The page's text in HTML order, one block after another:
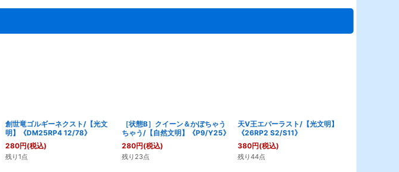
創世竜ゴルギーネクスト/【光文
明】《DM25RP4 12/78》
280円(税込)
残り1点
［状態B］クイーン＆かぼちゃう
ちゃう/【自然文明】《P9/Y25》
280円(税込)
残り23点
天V王エバーラスト/【光文明】
《26RP2 S2/S11》
380円(税込)
残り44点